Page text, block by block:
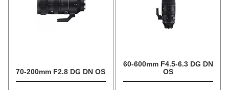
70-200mm F2.8 DG DN OS
60-600mm F4.5-6.3 DG DN
OS